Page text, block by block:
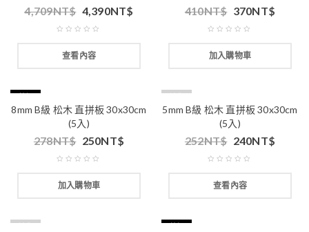
4,709NT$ 4,390NT$
查看內容
410NT$ 370NT$
加入購物車
8mm B級 松木 直拼板 30x30cm
(5入)
278NT$ 250NT$
加入購物車
5mm B級 松木 直拼板 30x30cm
(5入)
252NT$ 240NT$
查看內容